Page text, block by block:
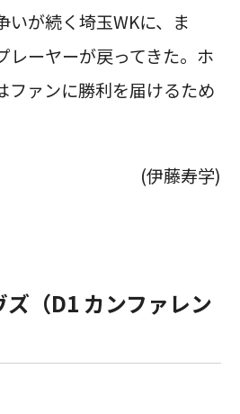
いが続く埼玉WKに、ま
レーヤーが戻ってきた。ホ
ファンに勝利を届けるため
(伊藤寿学)
（D1 カンファレン